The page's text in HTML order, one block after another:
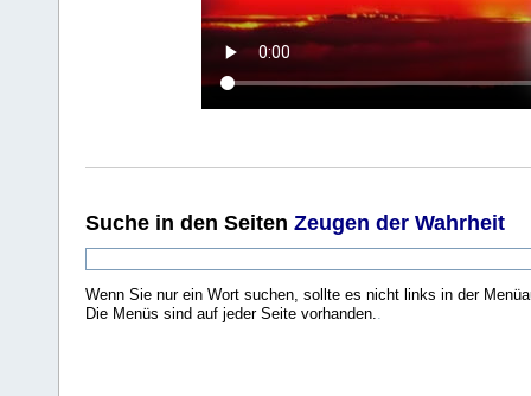
Suche in den Seiten Zeugen der Wahrheit
Wenn Sie nur ein Wort suchen, sollte es nicht links in der
Die Menüs sind auf jeder Seite vorhanden.